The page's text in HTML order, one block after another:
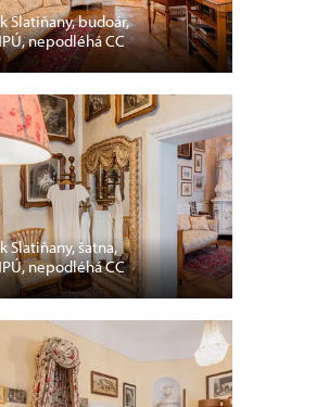
Slatiňany, budoár,
nepodléhá CC
Slatiňany, šatna,
nepodléhá CC